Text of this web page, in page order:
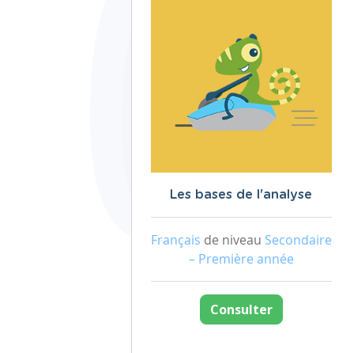
Les bases de l'analyse
Français de niveau Secondaire
– Première année
Consulter